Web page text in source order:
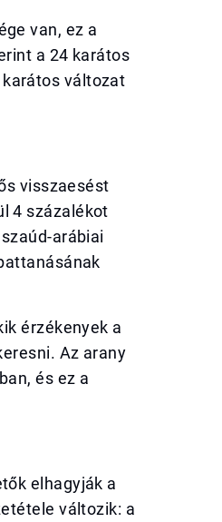
van, ez a
a 24 karátos
változat
visszaesést
4 százalékot
arábiai
érzékenyek a
Az arany
és ez a
elhagyják a
változik: a